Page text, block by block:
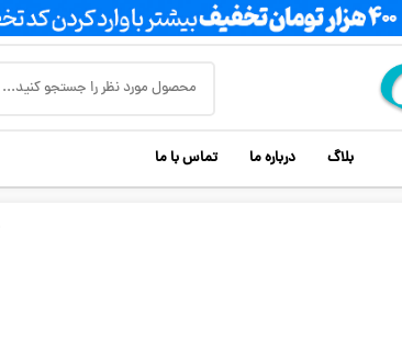
بلاگ درباره ما تماس با ما